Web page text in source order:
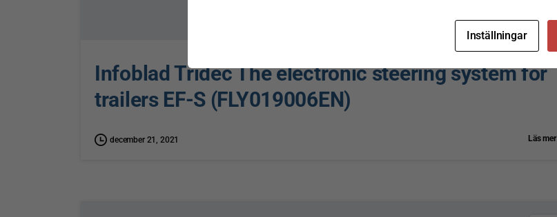
Infoblad Tridec The electronic steering system for
trailers EF-S (FLY019006EN)
december 21, 2021 Läs mer
Inställningar